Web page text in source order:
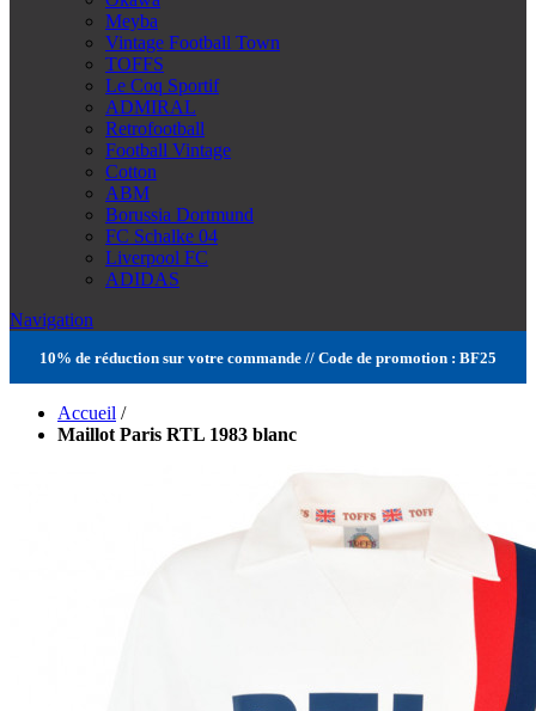
Meyba
Vintage Football Town
TOFFS
Le Coq Sportif
ADMIRAL
Retrofootball
Football Vintage
Cotton
ABM
Borussia Dortmund
FC Schalke 04
Liverpool FC
ADIDAS
Navigation
10% de réduction sur votre commande // Code de promotion : BF25
Accueil /
Maillot Paris RTL 1983 blanc